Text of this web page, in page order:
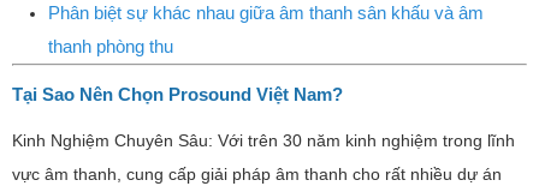
Phân biệt sự khác nhau giữa âm thanh sân khấu và âm
thanh phòng thu
Tại Sao Nên Chọn Prosound Việt Nam?
Kinh Nghiệm Chuyên Sâu: Với trên 30 năm kinh nghiệm trong lĩnh
vực âm thanh, cung cấp giải pháp âm thanh cho rất nhiều dự án